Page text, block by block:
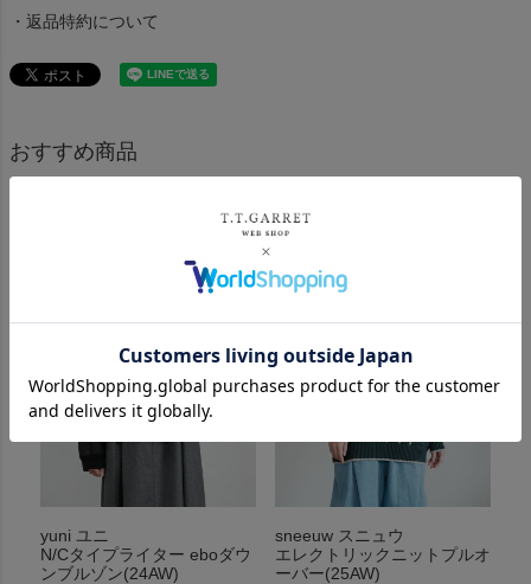
・返品特約について
おすすめ商品
yuni ユニ
N/Cタイプライター eboダウ
ンブルゾン(24AW)
sneeuw スニュウ
エレクトリックニットプルオ
ーバー(25AW)